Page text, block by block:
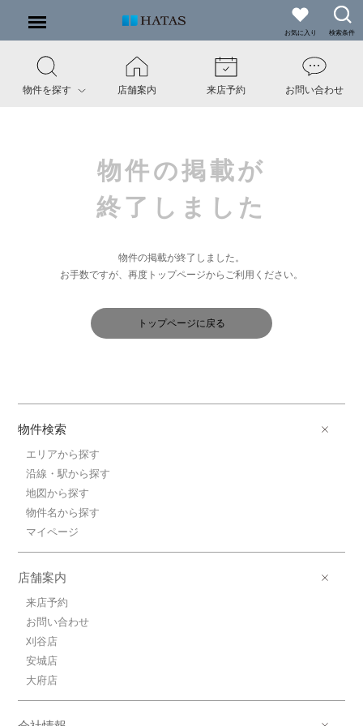
お気に入り 検索条件
物件を探す 店舗案内 来店予約 お問い合わせ
物件の掲載が
終了しました
物件の掲載が終了しました。
お手数ですが、再度トップページからご利用ください。
トップページに戻る
物件検索
エリアから探す
沿線・駅から探す
地図から探す
物件名から探す
マイページ
店舗案内
来店予約
お問い合わせ
刈谷店
安城店
大府店